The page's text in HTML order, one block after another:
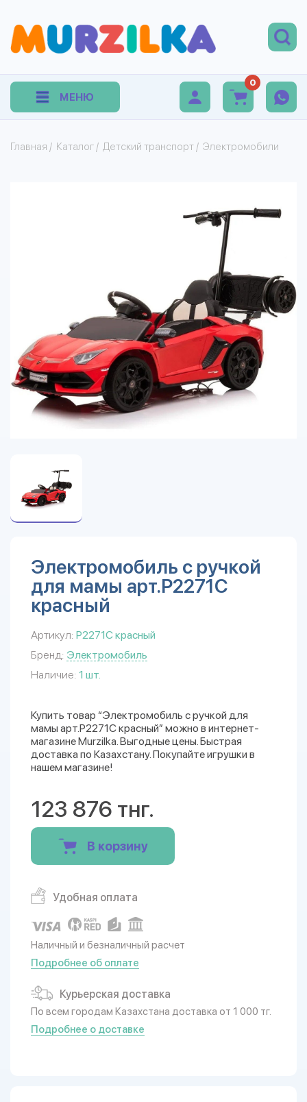
МЕНЮ
0
Главная / Каталог / Детский транспорт / Электромобили
Электромобиль с ручкой
для мамы арт.P2271C
красный
Артикул: P2271C красный
Бренд: Электромобиль
Наличие: 1 шт.
Купить товар “Электромобиль с ручкой для
мамы арт.P2271C красный” можно в интернет-
магазине Murzilka. Выгодные цены. Быстрая
доставка по Казахстану. Покупайте игрушки в
нашем магазине!
123 876 тнг.
В корзину
Удобная оплата
Наличный и безналичный расчет
Подробнее об оплате
Курьерская доставка
По всем городам Казахстана доставка от 1 000 тг.
Подробнее о доставке